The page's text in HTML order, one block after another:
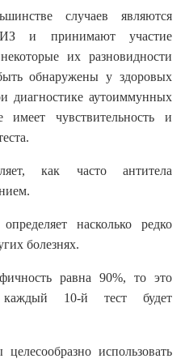
случаев являются
и принимают участие
их разновидности
обнаружены у здоровых
аутоиммунных
имеет чувствительность и
как часто антитела
насколько редко
болезнях.
равна 90%, то это
10-й тест будет
использовать